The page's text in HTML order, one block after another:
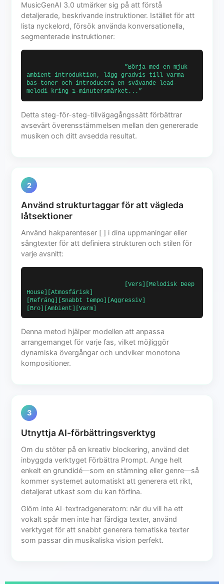
MusicGenAI 3.0 utmärker sig på att förstå
detaljerade, beskrivande instruktioner. Istället för att
lista nyckelord, försök använda konversationella,
segmenterade instruktioner:
ambient introduktion, lägg gradvis till varma
bas-toner och introducera en svävande lead-
Detta steg-för-steg-tillvägagångssätt förbättrar
avsevärt överensstämmelsen mellan den genererade
musiken och ditt avsedda resultat.
2
Använd strukturtaggar för att vägleda
låtsektioner
Använd hakparenteser [ ] i dina uppmaningar eller
sångtexter för att definiera strukturen och stilen för
varje avsnitt:
House][Atmosfärisk]
[Refräng][Snabbt tempo][Aggressiv]
[Bro][Ambient][Varm]
Denna metod hjälper modellen att anpassa
arrangemanget för varje fas, vilket möjliggör
dynamiska övergångar och undviker monotona
kompositioner.
3
Utnyttja AI-förbättringsverktyg
Om du stöter på en kreativ blockering, använd det
inbyggda verktyget Förbättra Prompt. Ange helt
enkelt en grundidé—som en stämning eller genre—så
kommer systemet automatiskt att generera ett rikt,
detaljerat utkast som du kan förfina.
Glöm inte AI-textradgeneratorn: när du vill ha ett
vokalt spår men inte har färdiga texter, använd
verktyget för att snabbt generera tematiska texter
som passar din musikaliska vision perfekt.